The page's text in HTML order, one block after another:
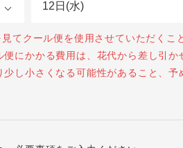
てクール便を使用させていただくこ
にかかる費用は、花代から差し引か
し小さくなる可能性があること、予